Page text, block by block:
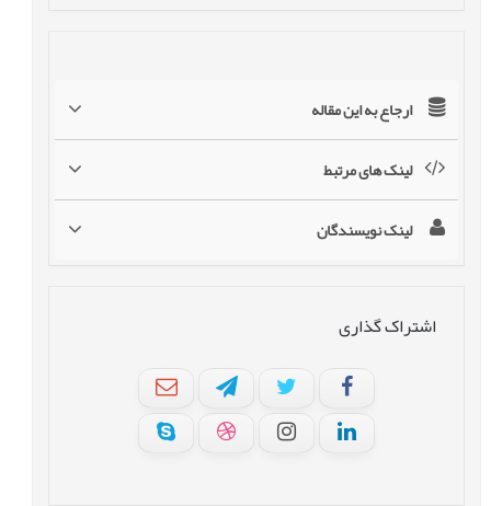
ارجاع به این مقاله
لینک های مرتبط
لینک نویسندگان
اشتراک گذاری